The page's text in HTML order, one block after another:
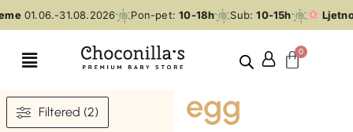
01.06.-31.08.2026 Pon-pet: 10-18h Sub: 10-15h
Filtered (2) egg